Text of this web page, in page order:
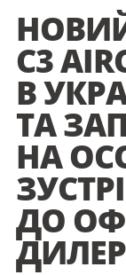
НОВИЙ
C3
В
ТА
НА
ДО